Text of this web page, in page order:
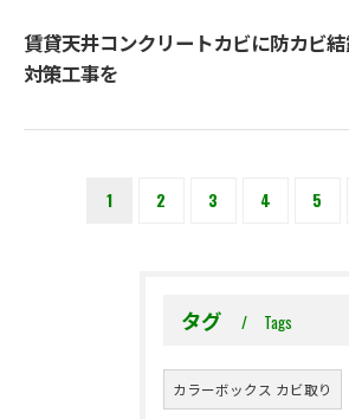
賃貸天井コンクリートカビに防カビ
対策工事を
1 2 3 4 5
タグ Tags
カラーボックス カビ取り